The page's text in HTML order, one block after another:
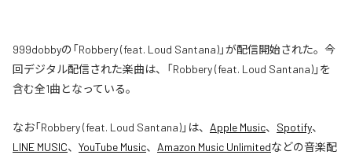
999dobbyの「Robbery (feat. Loud Santana)」が配信開始された。今
回デジタル配信された楽曲は、「Robbery (feat. Loud Santana)」を
含む全1曲となっている。
なお「Robbery (feat. Loud Santana)」は、 Apple Music、 Spotify、
LINE MUSIC、 YouTube Music、 Amazon Music Unlimitedなどの音楽配